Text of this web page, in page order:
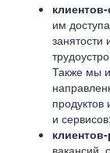
им
занятости
Также мы
продуктов
и сервисов;
вакансий,